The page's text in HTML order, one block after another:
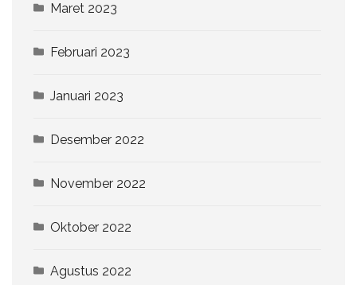
Maret 2023
Februari 2023
Januari 2023
Desember 2022
November 2022
Oktober 2022
Agustus 2022